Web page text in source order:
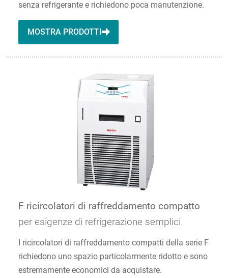
senza refrigerante e richiedono poca manutenzione.
MOSTRA PRODOTTI
F ricircolatori di raffreddamento compatto
per esigenze di refrigerazione semplici
I ricircolatori di raffreddamento compatti della serie F
richiedono uno spazio particolarmente ridotto e sono
estremamente economici da acquistare.